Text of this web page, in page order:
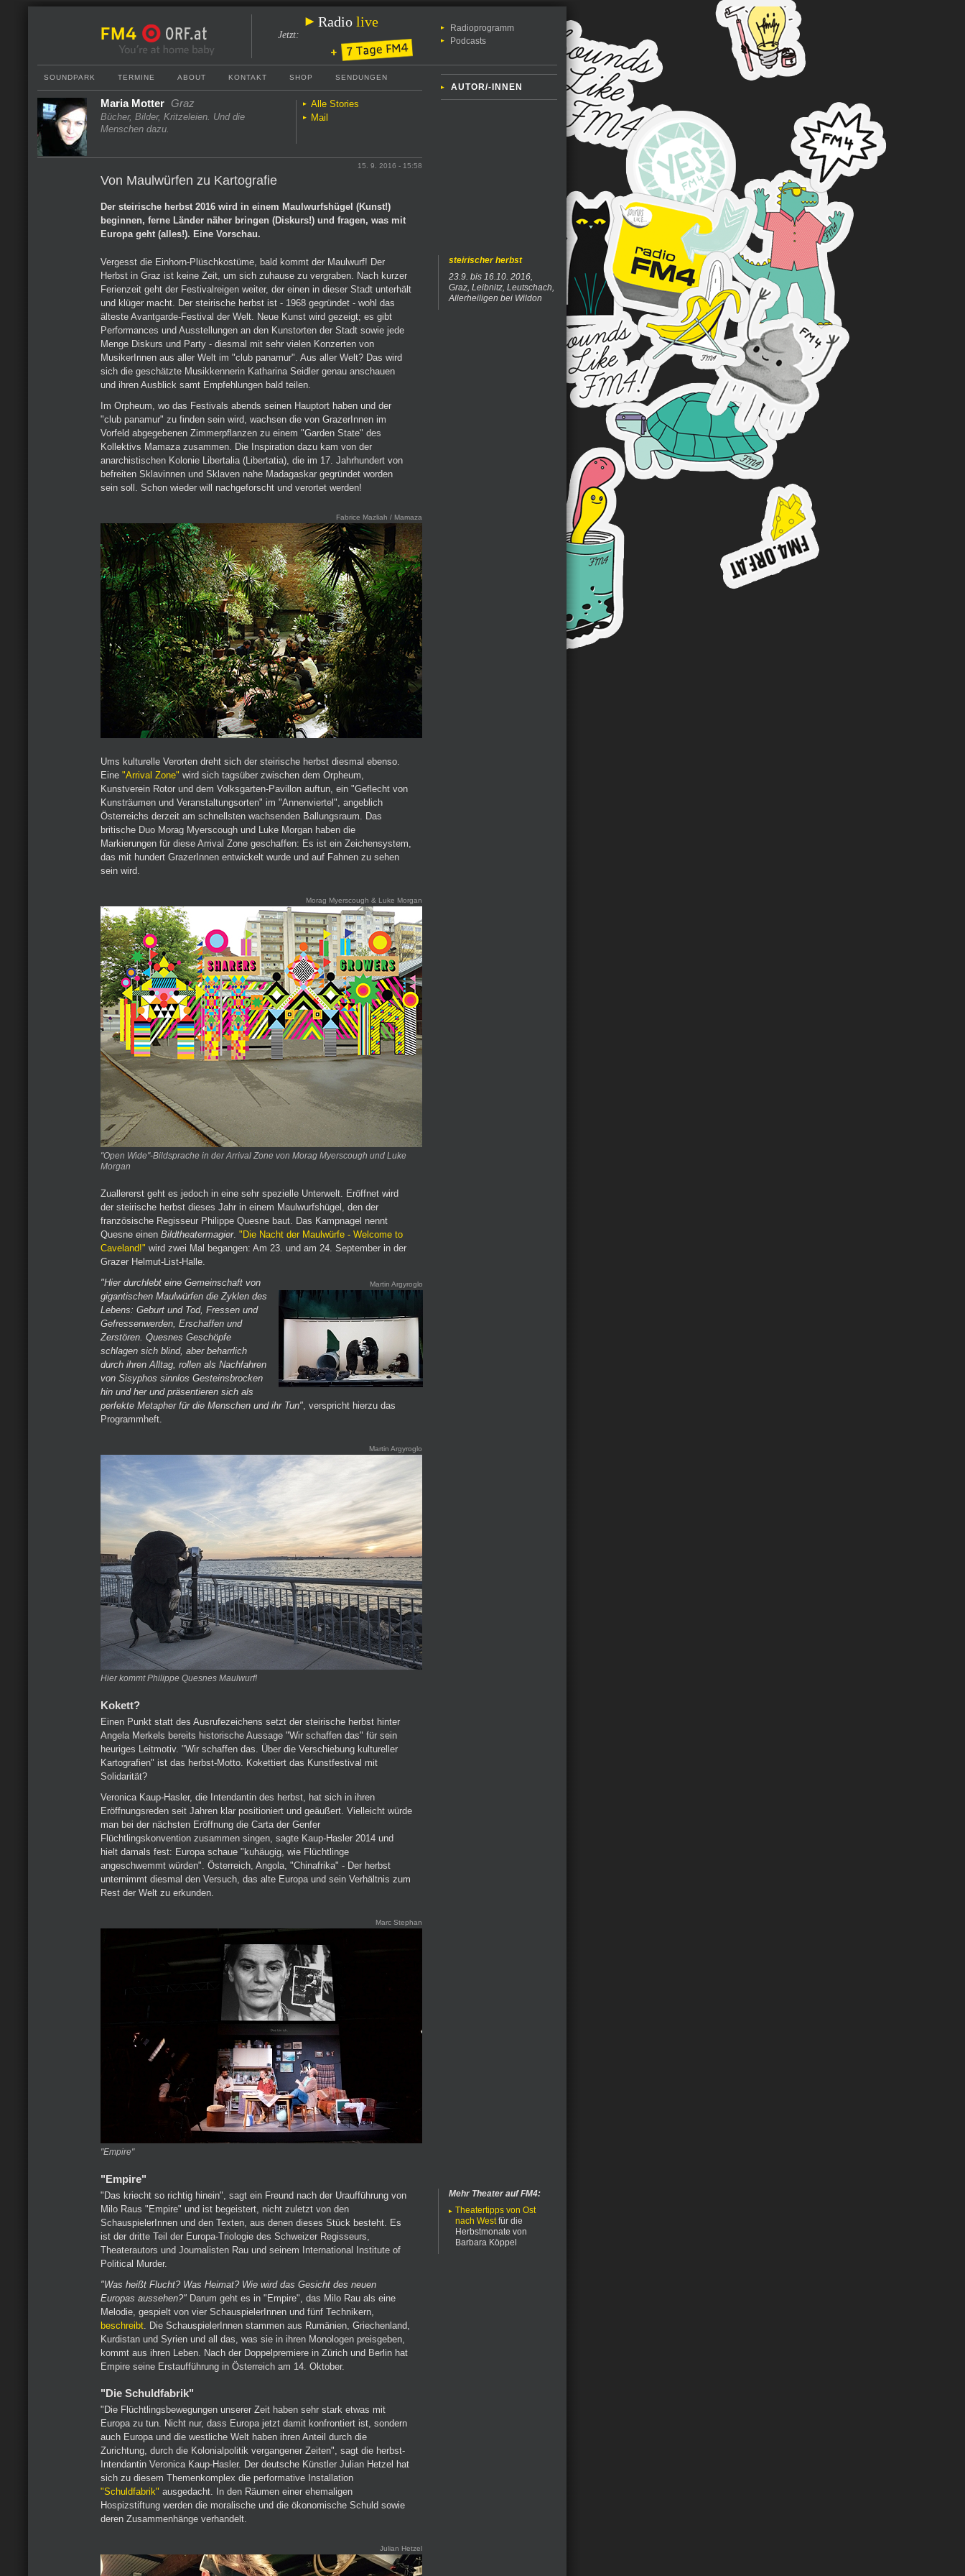
Radio live
Jetzt:
Radioprogramm
Podcasts
AUTOR/-INNEN
SOUNDPARK TERMINE ABOUT KONTAKT SHOP SENDUNGEN
Maria Motter Graz
Bücher, Bilder, Kritzeleien. Und die
Menschen dazu.
Alle Stories
Mail
15. 9. 2016 - 15:58
Von Maulwürfen zu Kartografie
Der steirische herbst 2016 wird in einem Maulwurfshügel (Kunst!)
beginnen, ferne Länder näher bringen (Diskurs!) und fragen, was mit
Europa geht (alles!). Eine Vorschau.
steirischer herbst
23.9. bis 16.10. 2016,
Graz, Leibnitz, Leutschach,
Allerheiligen bei Wildon
Vergesst die Einhorn-Plüschkostüme, bald kommt der Maulwurf! Der
Herbst in Graz ist keine Zeit, um sich zuhause zu vergraben. Nach kurzer
Ferienzeit geht der Festivalreigen weiter, der einen in dieser Stadt unterhält
und klüger macht. Der steirische herbst ist - 1968 gegründet - wohl das
älteste Avantgarde-Festival der Welt. Neue Kunst wird gezeigt; es gibt
Performances und Ausstellungen an den Kunstorten der Stadt sowie jede
Menge Diskurs und Party - diesmal mit sehr vielen Konzerten von
MusikerInnen aus aller Welt im "club panamur". Aus aller Welt? Das wird
sich die geschätzte Musikkennerin Katharina Seidler genau anschauen
und ihren Ausblick samt Empfehlungen bald teilen.
Im Orpheum, wo das Festivals abends seinen Hauptort haben und der
"club panamur" zu finden sein wird, wachsen die von GrazerInnen im
Vorfeld abgegebenen Zimmerpflanzen zu einem "Garden State" des
Kollektivs Mamaza zusammen. Die Inspiration dazu kam von der
anarchistischen Kolonie Libertalia (Libertatia), die im 17. Jahrhundert von
befreiten Sklavinnen und Sklaven nahe Madagaskar gegründet worden
sein soll. Schon wieder will nachgeforscht und verortet werden!
Fabrice Mazliah / Mamaza
Ums kulturelle Verorten dreht sich der steirische herbst diesmal ebenso.
Eine "Arrival Zone" wird sich tagsüber zwischen dem Orpheum,
Kunstverein Rotor und dem Volksgarten-Pavillon auftun, ein "Geflecht von
Kunsträumen und Veranstaltungsorten" im "Annenviertel", angeblich
Österreichs derzeit am schnellsten wachsenden Ballungsraum. Das
britische Duo Morag Myerscough und Luke Morgan haben die
Markierungen für diese Arrival Zone geschaffen: Es ist ein Zeichensystem,
das mit hundert GrazerInnen entwickelt wurde und auf Fahnen zu sehen
sein wird.
Morag Myerscough & Luke Morgan
"Open Wide"-Bildsprache in der Arrival Zone von Morag Myerscough und Luke
Morgan
Zuallererst geht es jedoch in eine sehr spezielle Unterwelt. Eröffnet wird
der steirische herbst dieses Jahr in einem Maulwurfshügel, den der
französische Regisseur Philippe Quesne baut. Das Kampnagel nennt
Quesne einen Bildtheatermagier. "Die Nacht der Maulwürfe - Welcome to
Caveland!" wird zwei Mal begangen: Am 23. und am 24. September in der
Grazer Helmut-List-Halle.
Martin Argyroglo
"Hier durchlebt eine Gemeinschaft von
gigantischen Maulwürfen die Zyklen des
Lebens: Geburt und Tod, Fressen und
Gefressenwerden, Erschaffen und
Zerstören. Quesnes Geschöpfe
schlagen sich blind, aber beharrlich
durch ihren Alltag, rollen als Nachfahren
von Sisyphos sinnlos Gesteinsbrocken
hin und her und präsentieren sich als
perfekte Metapher für die Menschen und ihr Tun", verspricht hierzu das
Programmheft.
Martin Argyroglo
Hier kommt Philippe Quesnes Maulwurf!
Kokett?
Einen Punkt statt des Ausrufezeichens setzt der steirische herbst hinter
Angela Merkels bereits historische Aussage "Wir schaffen das" für sein
heuriges Leitmotiv. "Wir schaffen das. Über die Verschiebung kultureller
Kartografien" ist das herbst-Motto. Kokettiert das Kunstfestival mit
Solidarität?
Veronica Kaup-Hasler, die Intendantin des herbst, hat sich in ihren
Eröffnungsreden seit Jahren klar positioniert und geäußert. Vielleicht würde
man bei der nächsten Eröffnung die Carta der Genfer
Flüchtlingskonvention zusammen singen, sagte Kaup-Hasler 2014 und
hielt damals fest: Europa schaue "kuhäugig, wie Flüchtlinge
angeschwemmt würden". Österreich, Angola, "Chinafrika" - Der herbst
unternimmt diesmal den Versuch, das alte Europa und sein Verhältnis zum
Rest der Welt zu erkunden.
Marc Stephan
"Empire"
"Empire"
Mehr Theater auf FM4:
Theatertipps von Ost
nach Westfür die
Herbstmonate von
Barbara Köppel
"Das kriecht so richtig hinein", sagt ein Freund nach der Uraufführung von
Milo Raus "Empire" und ist begeistert, nicht zuletzt von den
SchauspielerInnen und den Texten, aus denen dieses Stück besteht. Es
ist der dritte Teil der Europa-Triologie des Schweizer Regisseurs,
Theaterautors und Journalisten Rau und seinem International Institute of
Political Murder.
"Was heißt Flucht? Was Heimat? Wie wird das Gesicht des neuen
Europas aussehen?" Darum geht es in "Empire", das Milo Rau als eine
Melodie, gespielt von vier SchauspielerInnen und fünf Technikern,
beschreibt. Die SchauspielerInnen stammen aus Rumänien, Griechenland,
Kurdistan und Syrien und all das, was sie in ihren Monologen preisgeben,
kommt aus ihren Leben. Nach der Doppelpremiere in Zürich und Berlin hat
Empire seine Erstaufführung in Österreich am 14. Oktober.
"Die Schuldfabrik"
"Die Flüchtlingsbewegungen unserer Zeit haben sehr stark etwas mit
Europa zu tun. Nicht nur, dass Europa jetzt damit konfrontiert ist, sondern
auch Europa und die westliche Welt haben ihren Anteil durch die
Zurichtung, durch die Kolonialpolitik vergangener Zeiten", sagt die herbst-
Intendantin Veronica Kaup-Hasler. Der deutsche Künstler Julian Hetzel hat
sich zu diesem Themenkomplex die performative Installation
"Schuldfabrik" ausgedacht. In den Räumen einer ehemaligen
Hospizstiftung werden die moralische und die ökonomische Schuld sowie
deren Zusammenhänge verhandelt.
Julian Hetzel